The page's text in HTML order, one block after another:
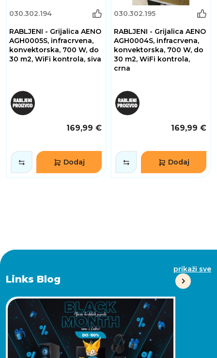
030.302.194
RABLJENI - Grijalica AENO
AGH0005S, infracrvena,
konvektorska, 700 W, do
30 m2, WiFi kontrola, siva
169,99 €
Dodaj
030.302.195
RABLJENI - Grijalica AENO
AGH0004S, infracrvena,
konvektorska, 700 W, do
30 m2, WiFi kontrola,
crna
169,99 €
Dodaj
Links Blog
prikaži sve